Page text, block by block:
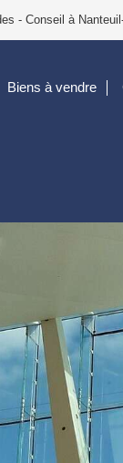
- Conseil à
Biens à vendre